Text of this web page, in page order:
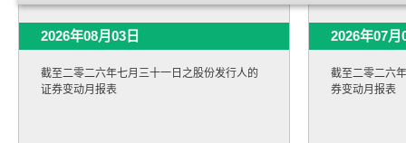
2026年08月03日
截至二零二六年七月三十一日之股份发行人的
证券变动月报表
2026年07月
截至二零二六
券变动月报表